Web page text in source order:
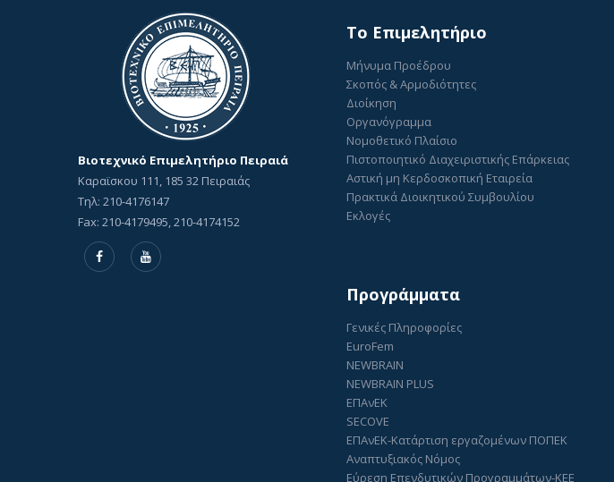
Βιοτεχνικό Επιμελητήριο Πειραιά
Καραϊσκου 111, 185 32 Πειραιάς
Τηλ: 210-4176147
Fax: 210-4179495, 210-4174152
To Επιμελητήριο
Μήνυμα Προέδρου
Σκοπός & Αρμοδιότητες
Διοίκηση
Οργανόγραμμα
Νομοθετικό Πλαίσιο
Πιστοποιητικό Διαχειριστικής Επάρκειας
Αστική μη Κερδοσκοπική Εταιρεία
Πρακτικά Διοικητικού Συμβουλίου
Εκλογές
Προγράμματα
Γενικές Πληροφορίες
EuroFem
NEWBRAIN
NEWBRAIN PLUS
ΕΠΑνΕΚ
SECOVE
ΕΠΑνΕΚ-Κατάρτιση εργαζομένων ΠΟΠΕΚ
Αναπτυξιακός Νόμος
Εύρεση Επενδυτικών Προγραμμάτων-ΚΕΕ